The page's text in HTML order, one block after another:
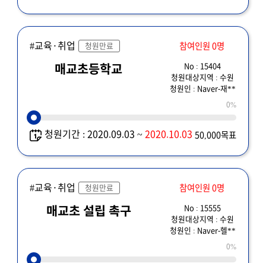
#교육·취업 청원만료 참여인원 0명
매교초등학교
No : 15404
청원대상지역 : 수원
청원인 : Naver-재**
0%
청원기간 : 2020.09.03 ~2020.10.03 50,000목표
#교육·취업 청원만료 참여인원 0명
매교초 설립 촉구
No : 15555
청원대상지역 : 수원
청원인 : Naver-헬**
0%